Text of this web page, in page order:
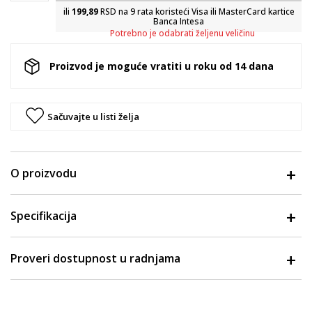
ili 199,89RSD na 9 rata koristeći Visa ili MasterCard kartice
Banca Intesa
Potrebno je odabrati željenu veličinu
Proizvod je moguće vratiti u roku od 14 dana
Sačuvajte u listi želja
O proizvodu
Specifikacija
Proveri dostupnost u radnjama